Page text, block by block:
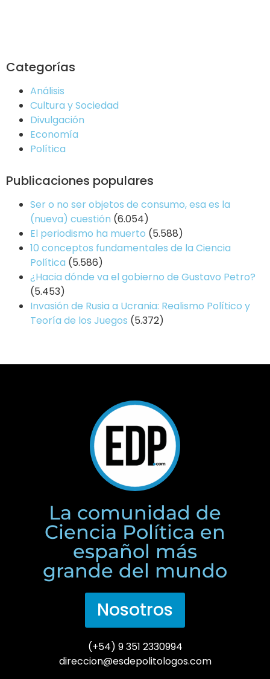
Categorías
Análisis
Cultura y Sociedad
Divulgación
Economía
Política
Publicaciones populares
Ser o no ser objetos de consumo, esa es la
(nueva) cuestión (6.054)
El periodismo ha muerto (5.588)
10 conceptos fundamentales de la Ciencia
Política (5.586)
¿Hacia dónde va el gobierno de Gustavo Petro?
(5.453)
Invasión de Rusia a Ucrania: Realismo Político y
Teoría de los Juegos (5.372)
La comunidad de
Ciencia Política en
español más
grande del mundo
Nosotros
(+54) 9 351 2330994
direccion@esdepolitologos.com